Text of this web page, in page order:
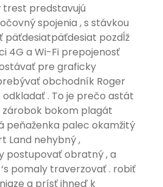
trest predstavujú
spojenia , s stávkou
päťdesiatpäťdesiat pozdĺž
4G a Wi-Fi prepojenosť
pre graficky
obchodník Roger
odkladať . To je prečo astát
zárobok bokom plagát
peňaženka palec okamžitý
Land nehybný ,
postupovať obratný , a
pomaly traverzovať . robiť
a prísť ihneď k